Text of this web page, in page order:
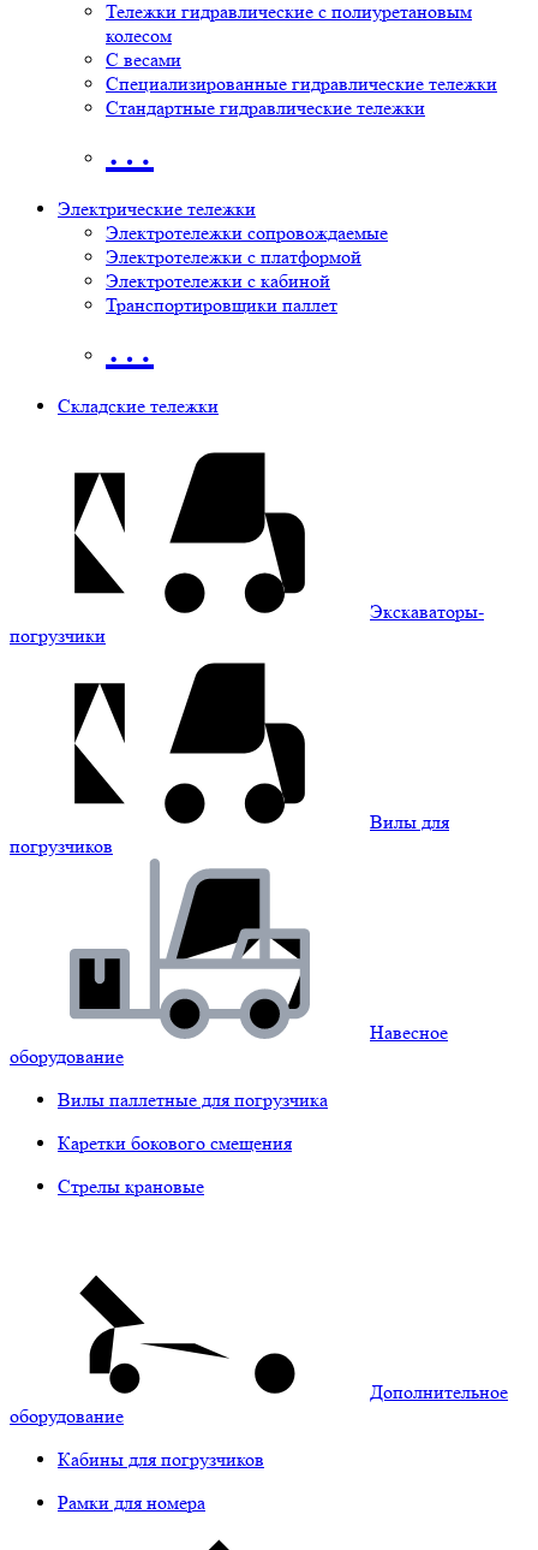
Тележки гидравлические с полиуретановым
колесом
С весами
Специализированные гидравлические тележки
Стандартные гидравлические тележки
…
Электрические тележки
Электротележки сопровождаемые
Электротележки с платформой
Электротележки с кабиной
Транспортировщики паллет
…
Складские тележки
Экскаваторы-
погрузчики
Вилы для
погрузчиков
Навесное
оборудование
Вилы паллетные для погрузчика
Каретки бокового смещения
Стрелы крановые
Дополнительное
оборудование
Кабины для погрузчиков
Рамки для номера